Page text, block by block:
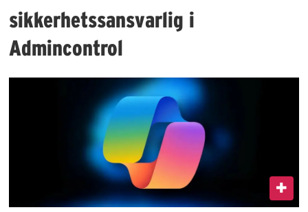
sikkerhetssansvarlig i
Admincontrol